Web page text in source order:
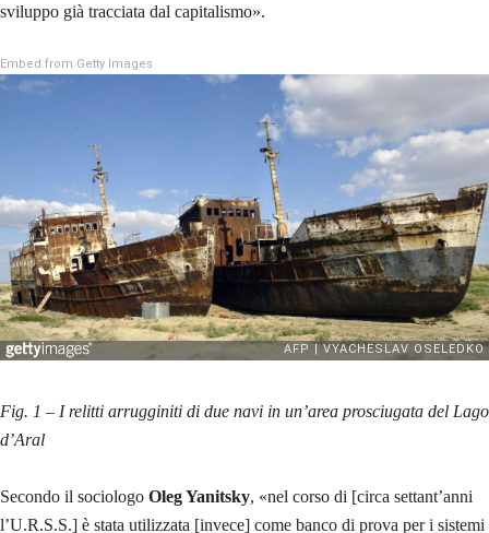
sviluppo già tracciata dal capitalismo».
Embed from Getty Images
Fig. 1 – I relitti arrugginiti di due navi in un’area prosciugata del Lago
d’Aral
Secondo il sociologo Oleg Yanitsky, «nel corso di [circa settant’anni
l’U.R.S.S.] è stata utilizzata [invece] come banco di prova per i sistemi